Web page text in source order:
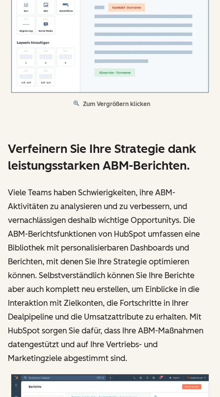
Zum Vergrößern klicken
Verfeinern Sie Ihre Strategie dank
leistungsstarken ABM-Berichten.
Viele Teams haben Schwierigkeiten, ihre ABM-
Aktivitäten zu analysieren und zu verbessern, und
vernachlässigen deshalb wichtige Opportunitys. Die
ABM-Berichtsfunktionen von HubSpot umfassen eine
Bibliothek mit personalisierbaren Dashboards und
Berichten, mit denen Sie Ihre Strategie optimieren
können. Selbstverständlich können Sie Ihre Berichte
aber auch komplett neu erstellen, um Einblicke in die
Interaktion mit Zielkonten, die Fortschritte in Ihrer
Dealpipeline und die Umsatzattribute zu erhalten. Mit
HubSpot sorgen Sie dafür, dass Ihre ABM-Maßnahmen
datengestützt und auf Ihre Vertriebs- und
Marketingziele abgestimmt sind.